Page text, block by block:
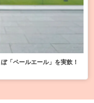
「ペールエール」を実飲！